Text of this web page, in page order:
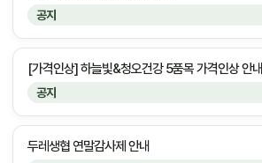
공지
공지
[가격인상] 하늘빛&청오건강 5품목 가격인상 안내
두레생협 연말감사제 안내